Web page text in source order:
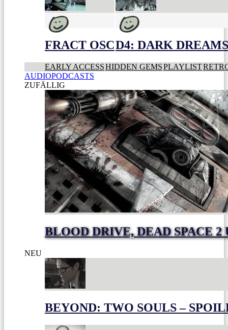
FRACT OSCD4: DARK
EARLY ACCESSHIDDEN GEMSPLAYLIST
AUDIOPODCASTS
ZUFÄLLIG
BLOOD DRIVE, DEAD SPACE 2
NEU
BEYOND: TWO SOULS –